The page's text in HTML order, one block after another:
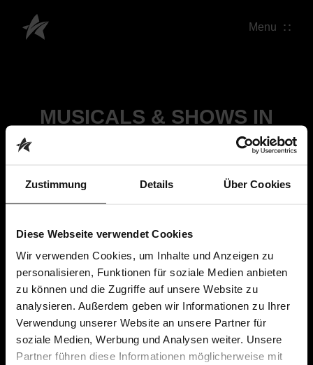
Zustimmung Details Über Cookies
Diese Webseite verwendet Cookies
Wir verwenden Cookies, um Inhalte und Anzeigen zu
personalisieren, Funktionen für soziale Medien anbieten
zu können und die Zugriffe auf unsere Website zu
analysieren. Außerdem geben wir Informationen zu Ihrer
Verwendung unserer Website an unsere Partner für
soziale Medien, Werbung und Analysen weiter. Unsere
Partner führen diese Informationen möglicherweise mit
Menu
MUSICALS & SHOWS IN
Magical Sing Along
AMO Kulturhaus, Magdeburg
Alle Shows von Magical Sing Along in Magdeburg